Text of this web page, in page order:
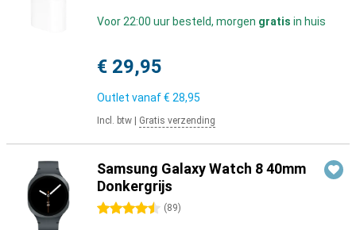
Voor 22:00 uur besteld, morgen gratis in huis
€ 29,95
Outlet vanaf€ 28,95
Incl. btw Gratis verzending
Samsung Galaxy Watch 8 40mm
Donkergrijs
4.5 sterren (89)